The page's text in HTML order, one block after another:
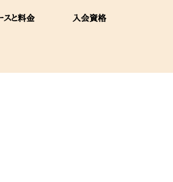
スと料金 入会資格